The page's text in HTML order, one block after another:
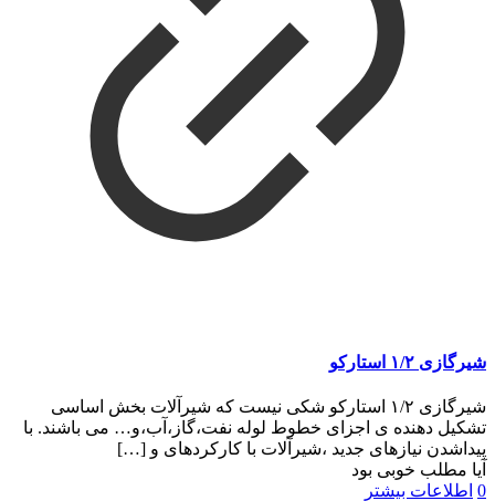
شیرگازی ۱/۲ استارکو
شیرگازی ۱/۲ استارکو شکی نیست که شیرآلات بخش اساسی
تشکیل دهنده ی اجزای خطوط لوله نفت،گاز،آب،و… می باشند. با
پیداشدن نیازهای جدید ،شیرآلات با کارکردهای و […]
آیا مطلب خوبی بود
0 اطلاعات بیشتر